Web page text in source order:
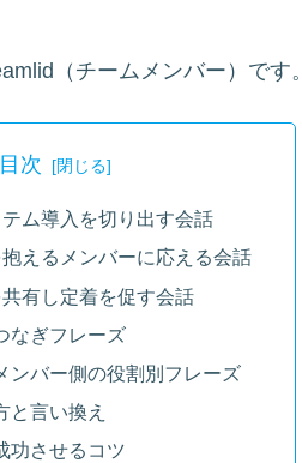
（チームメンバー）です。
目次
ム導入を切り出す会話
えるメンバーに応える会話
有し定着を促す会話
なぎフレーズ
ンバー側の役割別フレーズ
と言い換え
功させるコツ